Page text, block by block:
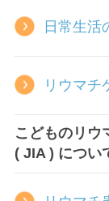
日常生活
リウマチ
こどものリウ
( JIA ) につい